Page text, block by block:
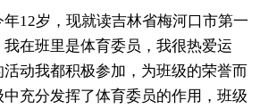
12岁，现就读吉林省梅河口市第一
在班里是体育委员，我很热爱运
动我都积极参加，为班级的荣誉而
充分发挥了体育委员的作用，班级